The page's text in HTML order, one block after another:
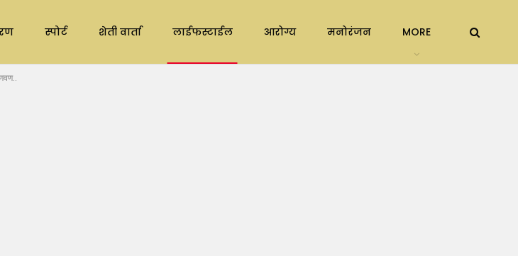
स्पोर्ट शेती वार्ता लाईफस्टाईल आरोग्य मनोरंजन MORE